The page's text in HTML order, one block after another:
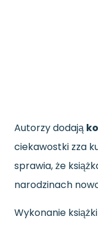
Autorzy dodają
ciekawostki zza
sprawia, że
narodzinach
Wykonanie